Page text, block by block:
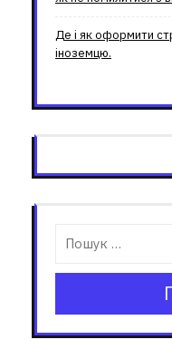
Де і як оформити
іноземцю.